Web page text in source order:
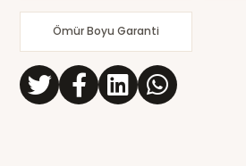
Ömür Boyu Garanti